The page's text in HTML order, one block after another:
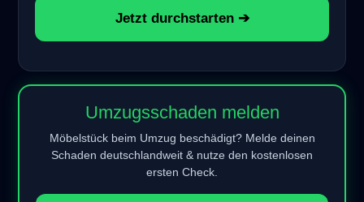
Jetzt durchstarten ➔
Umzugsschaden melden
Möbelstück beim Umzug beschädigt? Melde deinen
Schaden deutschlandweit & nutze den kostenlosen
ersten Check.